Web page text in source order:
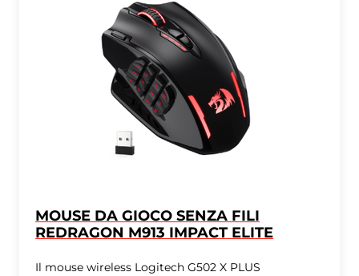
MOUSE DA GIOCO SENZA FILI
REDRAGON M913 IMPACT ELITE
Il mouse wireless Logitech G502 X PLUS